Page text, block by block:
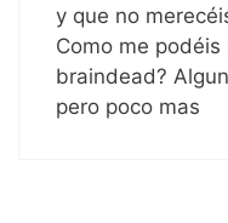
y que no
Como me
braindead?
pero poco mas